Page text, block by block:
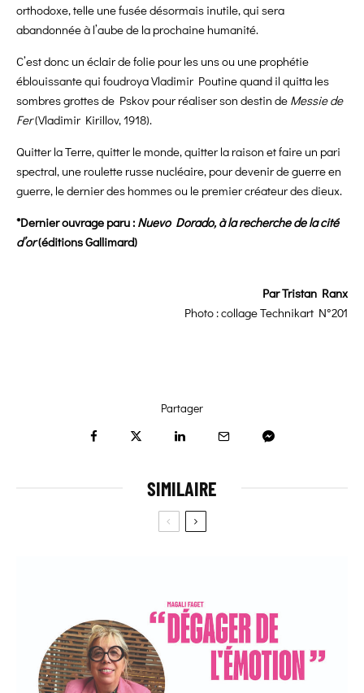
orthodoxe, telle une fusée désormais inutile, qui sera
abandonnée à l’aube de la prochaine humanité.
C’est donc un éclair de folie pour les uns ou une prophétie
éblouissante qui foudroya Vladimir Poutine quand il quitta les
sombres grottes de Pskov pour réaliser son destin de Messie de
Fer(Vladimir Kirillov, 1918).
Quitter la Terre, quitter le monde, quitter la raison et faire un pari
spectral, une roulette russe nucléaire, pour devenir de guerre en
guerre, le dernier des hommes ou le premier créateur des dieux.
*Dernier ouvrage paru : Nuevo Dorado, à la recherche de la cité
d’or(éditions Gallimard)
Par Tristan Ranx
Photo : collage Technikart N°201
Partager
SIMILAIRE